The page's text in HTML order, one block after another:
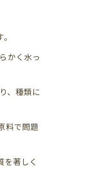
かく水っ
、種類に
料で問題
著しく